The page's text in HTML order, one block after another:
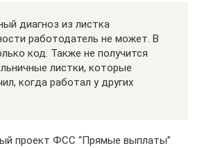
диагноз из листка
работодатель не может. В
код. Также не получится
листки, которые
когда работал у других
проект ФСС “Прямые выплаты”